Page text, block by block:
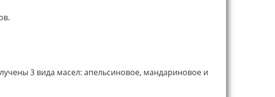
3 вида масел: апельсиновое, мандариновое и